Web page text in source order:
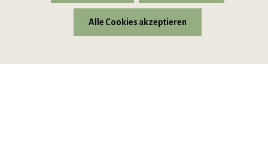
* Alle Preise inkl. gesetzl. Mehrwertsteuer zzgl.Versandkosten
Alle Cookies akzeptieren